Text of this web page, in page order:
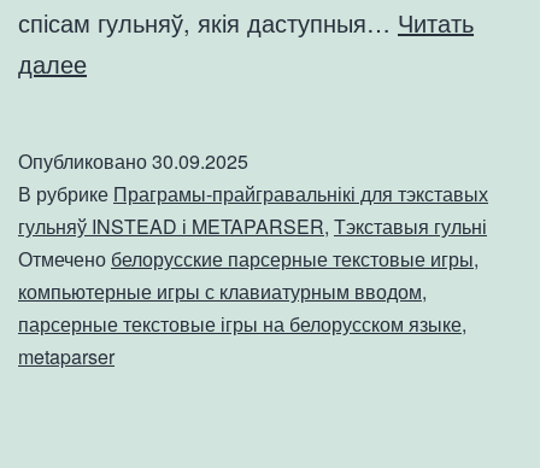
спісам гульняў, якія даступныя… Читать
далееНа
з’явіўся
анлайн-
прайгравальнік
для
гульняў
Опубликовано30.09.2025
В рубрике Праграмы-прайгравальнікі для тэкставых
гульняў INSTEAD і METAPARSER, Тэкставыя гульні
Отмечено белорусские парсерные текстовые игры,
компьютерные игры с клавиатурным вводом,
парсерные текстовые ігры на белорусском языке,
metaparser